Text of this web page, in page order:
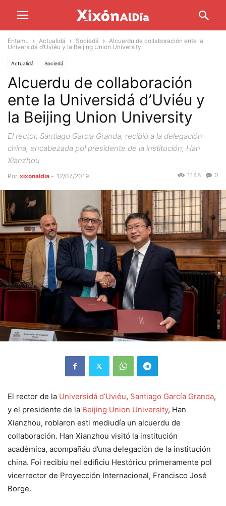
Entamu Actualidá Sociedá
Alcuerdu de collaboración ente la
Universidá d’Uviéu y la Beijing Union University
Actualidá Sociedá
Alcuerdu de collaboración
ente la Universidá d’Uviéu y
la Beijing Union University
El rector, Santiago García Granda, recibió a la delegación
china, encabezada pol presidente de la institución, Han
Xianzhou
Por xixonaldia - 12/07/2019 0
1148
El rector de la Universidá d’Uviéu, Santiago García Granda,
y el presidente de la Beijing Union University, Han
Xianzhou, roblaron esti mediudía un alcuerdu de
collaboración. Han Xianzhou visitó la institución
académica, acompañáu d’una delegación de la institución
china. Foi recibíu nel edificiu Hestóricu primeramente pol
vicerrector de Proyección Internacional, Francisco José
Borge.